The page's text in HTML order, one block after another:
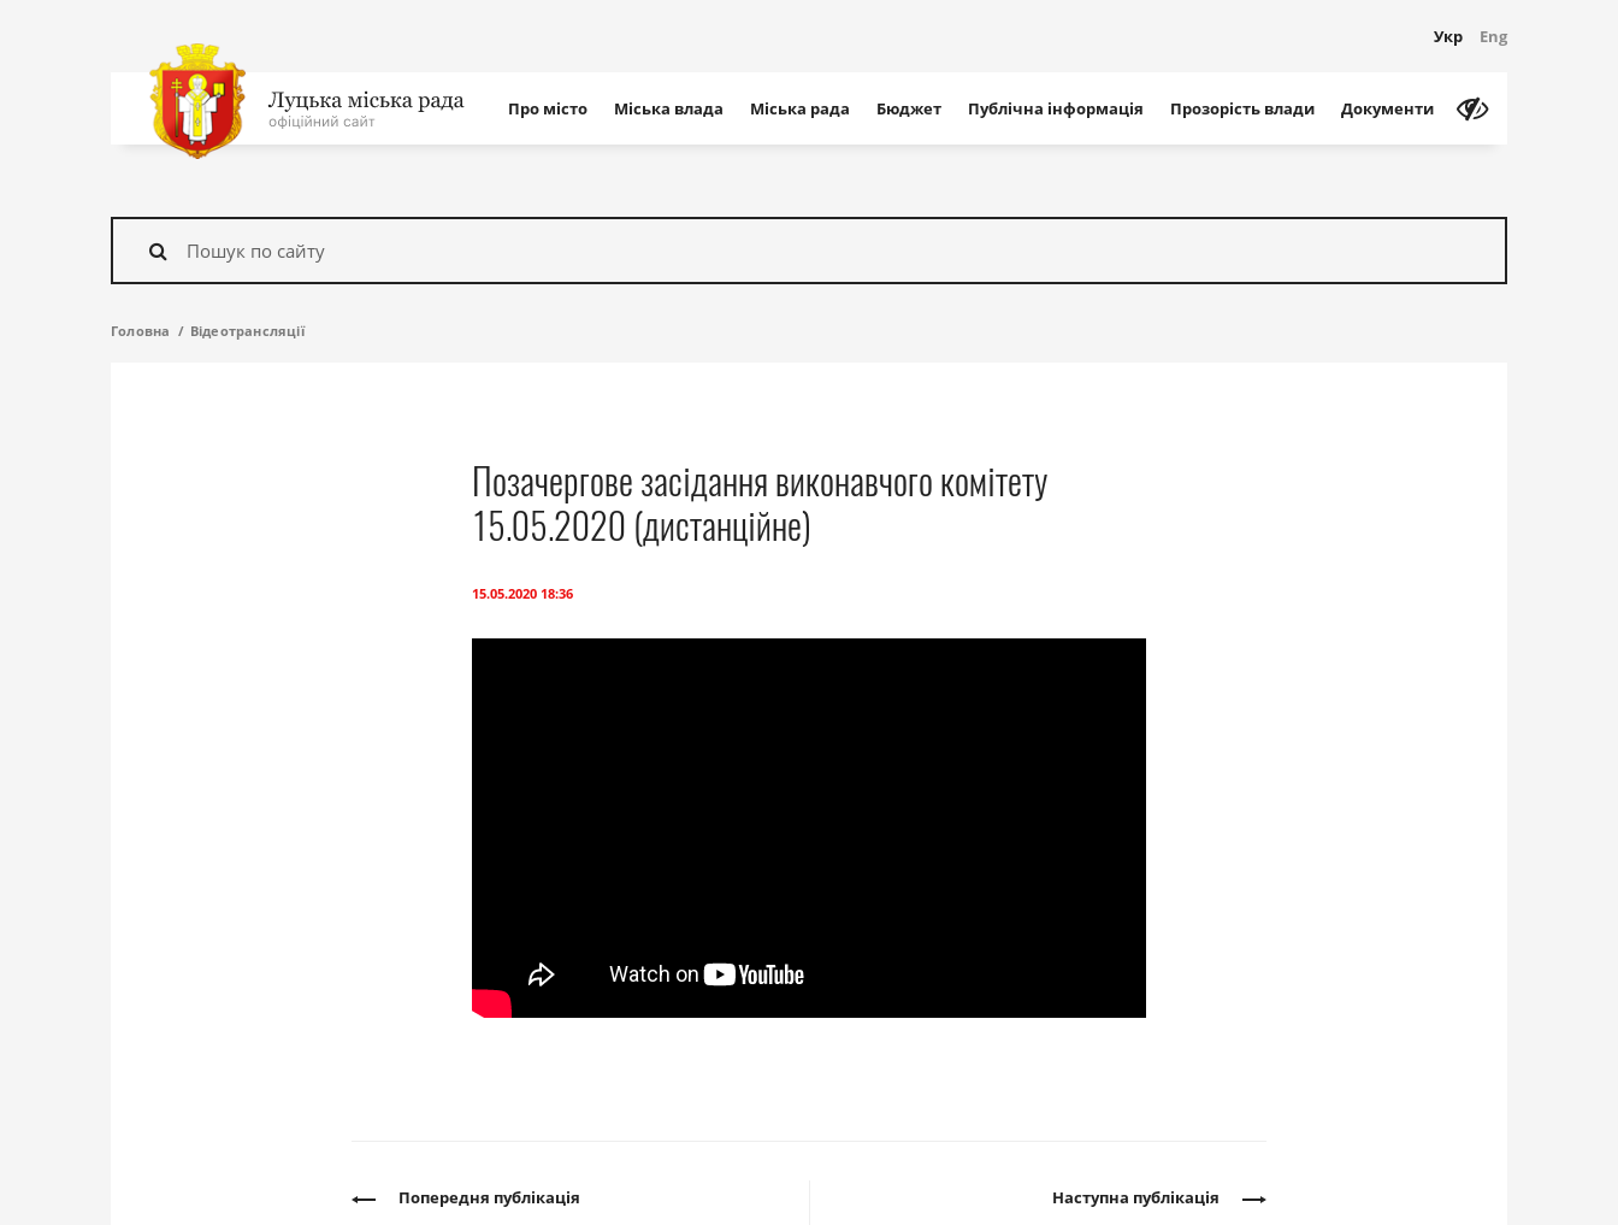
Укр Eng
На
головну
сайту
Про місто Міська влада Міська рада Бюджет Публічна інформація Прозорість влади Документи
Знайти
Головна Відеотрансляції
Позачергове засідання виконавчого комітету
15.05.2020 (дистанційне)
15.05.2020 18:36
Попередня публікація Наступна публікація